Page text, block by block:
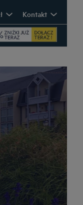
Kontakt